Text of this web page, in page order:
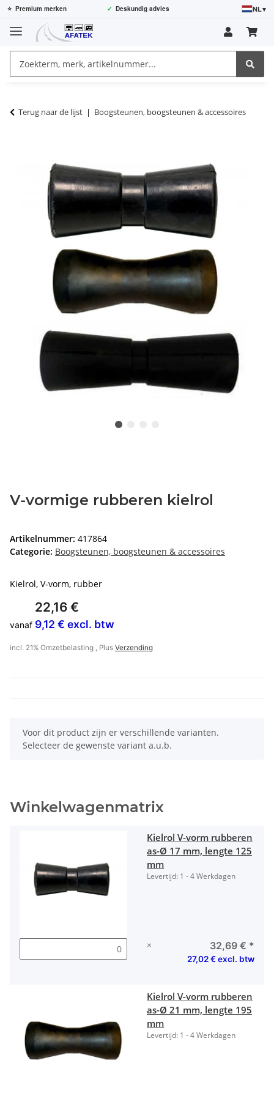
⭐ Premium merken ✓ Deskundig advies NL▾
Terug naar de lijst Boogsteunen, boogsteunen & accessoires
V-vormige rubberen kielrol
Artikelnummer: 417864
Categorie: Boogsteunen, boogsteunen & accessoires
Kielrol, V-vorm, rubber
vanaf
22,16 €
9,12 € excl. btw
incl. 21% Omzetbelasting , Plus Verzending
x
Voor dit product zijn er verschillende varianten.
Selecteer de gewenste variant a.u.b.
Winkelwagenmatrix
Kielrol V-vorm rubberen
as-Ø 17 mm, lengte 125
mm
Levertijd: 1 - 4 Werkdagen
× 32,69 € *
27,02 € excl. btw
Kielrol V-vorm rubberen
as-Ø 21 mm, lengte 195
mm
Levertijd: 1 - 4 Werkdagen